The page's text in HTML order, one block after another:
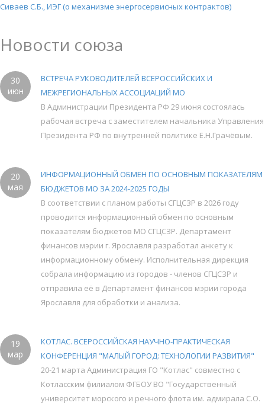
Сиваев С.Б., ИЭГ (о механизме энергосервисных контрактов)
Новости союза
30
июн
ВСТРЕЧА РУКОВОДИТЕЛЕЙ ВСЕРОССИЙСКИХ И
МЕЖРЕГИОНАЛЬНЫХ АССОЦИАЦИЙ МО
В Администрации Президента РФ 29 июня состоялась
рабочая встреча с заместителем начальника Управления
Президента РФ по внутренней политике Е.Н.Грачёвым.
20
мая
ИНФОРМАЦИОННЫЙ ОБМЕН ПО ОСНОВНЫМ ПОКАЗАТЕЛЯМ
БЮДЖЕТОВ МО ЗА 2024-2025 ГОДЫ
В соответствии с планом работы СГЦСЗР в 2026 году
проводится информационный обмен по основным
показателям бюджетов МО СГЦСЗР. Департамент
финансов мэрии г. Ярославля разработал анкету к
информационному обмену. Исполнительная дирекция
собрала информацию из городов - членов СГЦСЗР и
отправила её в Департамент финансов мэрии города
Ярославля для обработки и анализа.
19
мар
КОТЛАС. ВСЕРОССИЙСКАЯ НАУЧНО-ПРАКТИЧЕСКАЯ
КОНФЕРЕНЦИЯ "МАЛЫЙ ГОРОД: ТЕХНОЛОГИИ РАЗВИТИЯ"
20-21 марта Администрация ГО "Котлас" совместно с
Котласским филиалом ФГБОУ ВО "Государственный
университет морского и речного флота им. адмирала С.О.